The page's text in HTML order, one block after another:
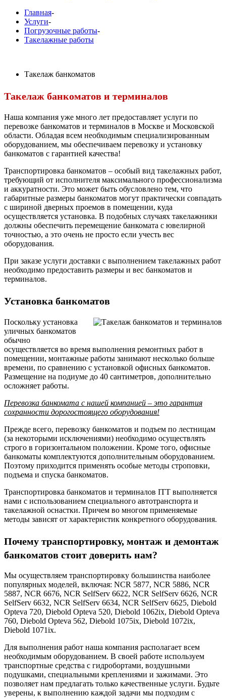
Главная-
Услуги-
Погрузочные работы-
Такелажные работы
Такелаж банкоматов
Такелаж банкоматов и терминалов
Наша компания уже много лет предоставляет услуги по
перевозке банкоматов и терминалов в Москве и Московской
области. Обладая всем необходимым специализированным
оборудованием, мы обеспечиваем перевозку и установку
банкоматов с гарантией качества!
Транспортировка банкоматов – особый вид такелажных работ,
требующий от исполнителя максимального профессионализма
и аккуратности. Это может быть обусловлено тем, что
габаритные размеры банкоматов могут практически совпадать
с шириной дверных проемов в помещении, куда
осуществляется установка. В подобных случаях такелажники
должны обеспечить перемещение банкомата с ювелирной
точностью, а это очень не просто если учесть вес
оборудования.
При заказе услуги доставки с выполнением такелажных работ
необходимо предоставить размеры и вес банкоматов и
терминалов.
Установка банкоматов
Поскольку установка
уличных банкоматов
обычно
осуществляется во время выполнения ремонтных работ в
помещении, монтажные работы занимают несколько больше
времени, по сравнению с установкой офисных банкоматов.
Размещение на подиуме до 40 сантиметров, дополнительно
осложняет работы.
Перевозка банкомата с нашей компанией – это гарантия
сохранности дорогостоящего оборудования!
Прежде всего, перевозку банкоматов и подъем по лестницам
(за некоторыми исключениями) необходимо осуществлять
строго в горизонтальном положении. Кроме того, офисные
банкоматы комплектуются дополнительным оборудованием.
Поэтому приходится применять особые методы строповки,
подъема и спуска банкоматов.
Транспортировка банкоматов и терминалов ITT выполняется
нами с использованием специального автотранспорта и
такелажной оснастки. Причем во многом применяемые
методы зависят от характеристик конкретного оборудования.
Почему транспортировку, монтаж и демонтаж
банкоматов стоит доверить нам?
Мы осуществляем транспортировку большинства наиболее
популярных моделей, включая: NCR 5877, NCR 5886, NCR
5887, NCR 6676, NCR SelfServ 6622, NCR SelfServ 6626, NCR
SelfServ 6632, NCR SelfServ 6634, NCR SelfServ 6625, Diebold
Opteva 720, Diebold Opteva 520, Diebold 1062ix, Diebold Opteva
760, Diebold Opteva 562, Diebold 1075ix, Diebold 1072ix,
Diebold 1071ix.
Для выполнения работ наша компания располагает всем
необходимым оборудованием. В своей работе используем
транспортные средства с гидробортами, воздушными
подушками, специальными креплениями и зажимами. Это
позволяет нам предлагать только качественные услуги. Будьте
уверены, к выполнению каждой задачи мы подходим с